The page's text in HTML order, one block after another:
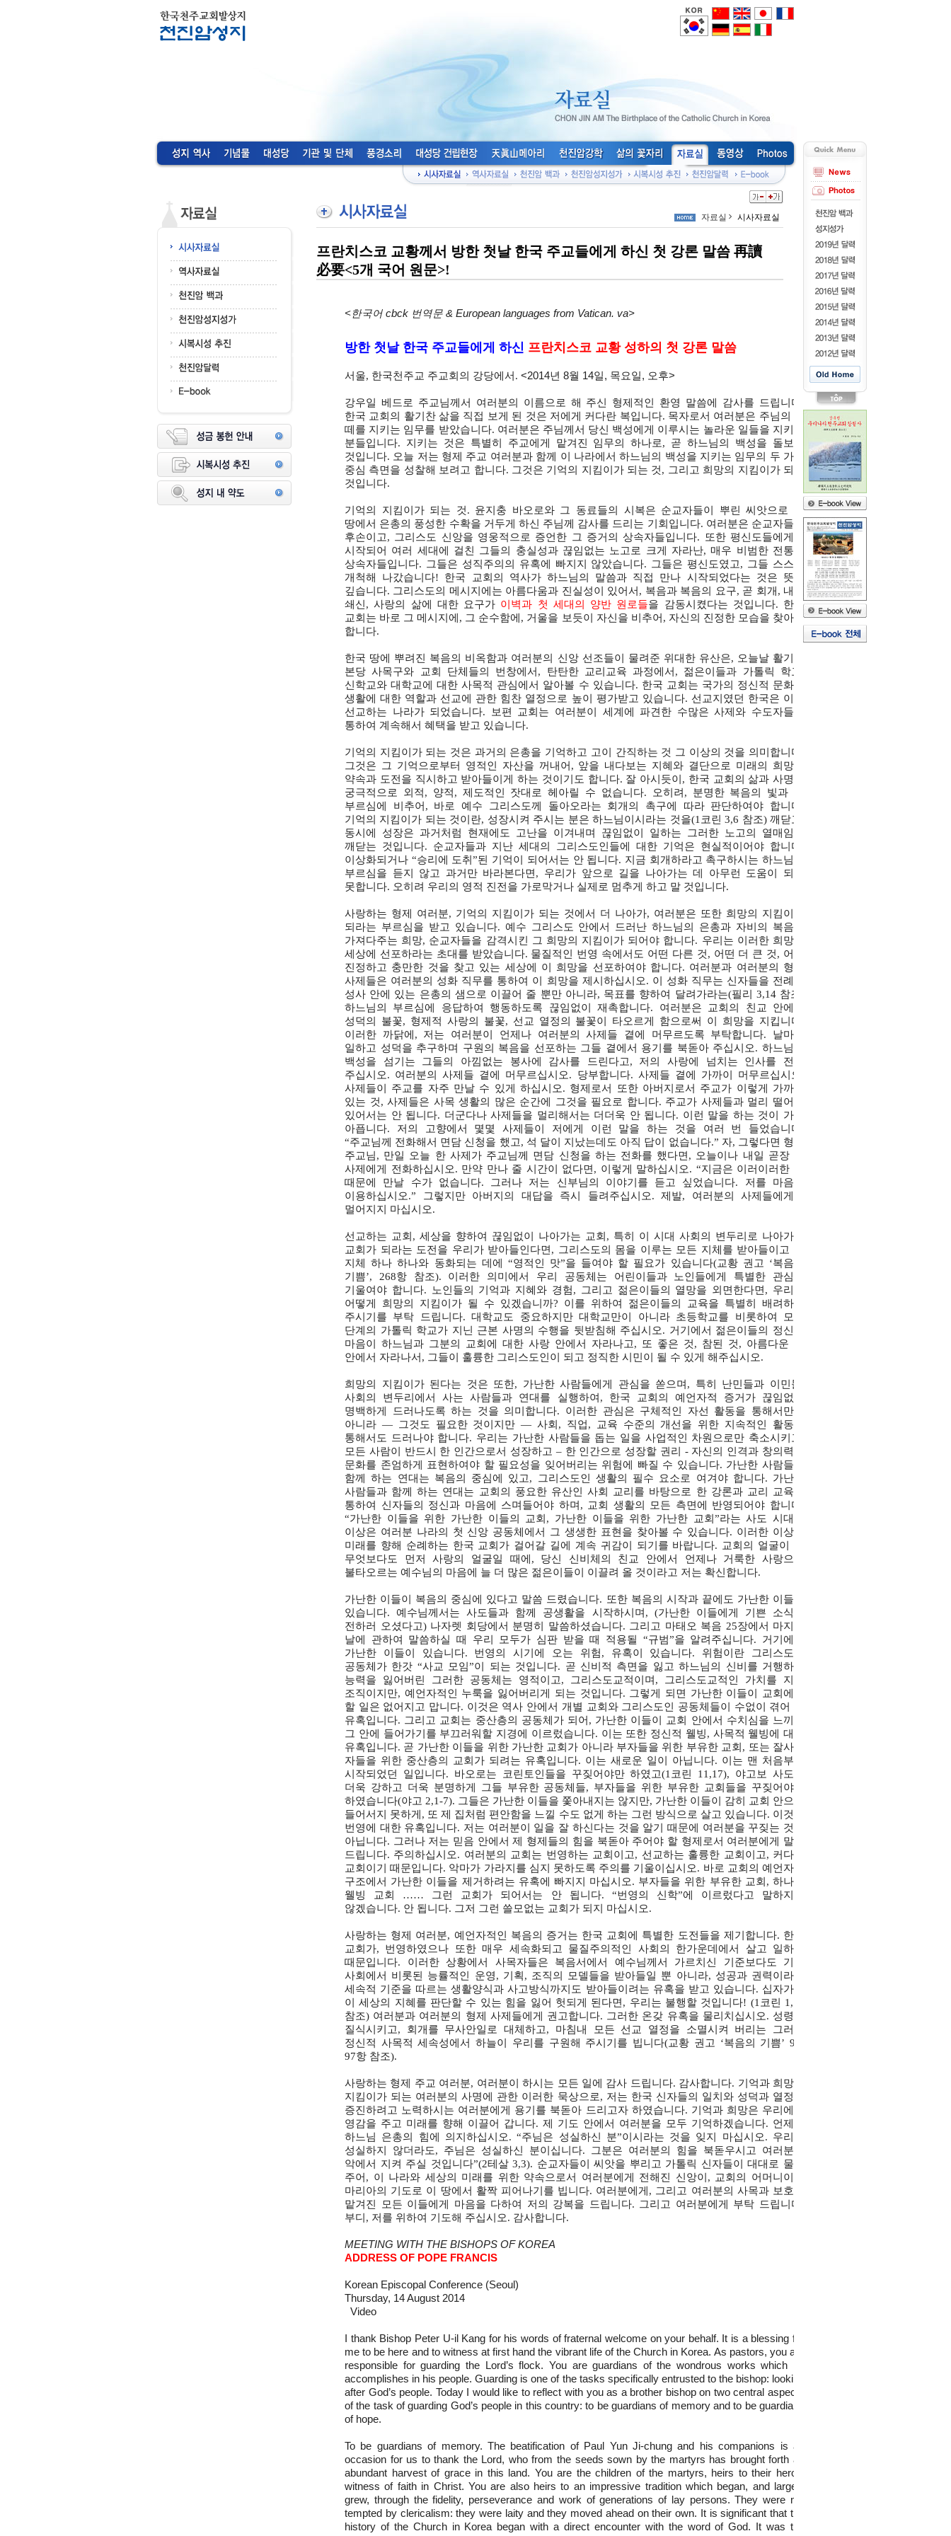
자료실 시사자료실
프란치스코 교황께서 방한 첫날 한국 주교들에게 하신 첫 강론 말씀 再讀
必要<5개 국어 원문>!
<한국어 cbck 번역문 & European languages from Vatican. va>
방한 첫날 한국 주교들에게 하신 프란치스코 교황 성하의 첫 강론 말씀
서울, 한국천주교 주교회의 강당에서. <2014년 8월 14일, 목요일, 오후>
강우일 베드로 주교님께서 여러분의 이름으로 해 주신 형제적인 환영 말씀에 감사를 드립니다.
한국 교회의 활기찬 삶을 직접 보게 된 것은 저에게 커다란 복입니다. 목자로서 여러분은 주님의 양
떼를 지키는 임무를 받았습니다. 여러분은 주님께서 당신 백성에게 이루시는 놀라운 일들을 지키는
분들입니다. 지키는 것은 특별히 주교에게 맡겨진 임무의 하나로, 곧 하느님의 백성을 돌보는
것입니다. 오늘 저는 형제 주교 여러분과 함께 이 나라에서 하느님의 백성을 지키는 임무의 두 가지
중심 측면을 성찰해 보려고 합니다. 그것은 기억의 지킴이가 되는 것, 그리고 희망의 지킴이가 되는
것입니다.
기억의 지킴이가 되는 것. 윤지충 바오로와 그 동료들의 시복은 순교자들이 뿌린 씨앗으로 이
땅에서 은총의 풍성한 수확을 거두게 하신 주님께 감사를 드리는 기회입니다. 여러분은 순교자들의
후손이고, 그리스도 신앙을 영웅적으로 증언한 그 증거의 상속자들입니다. 또한 평신도들에게서
시작되어 여러 세대에 걸친 그들의 충실성과 끊임없는 노고로 크게 자라난, 매우 비범한 전통의
상속자들입니다. 그들은 성직주의의 유혹에 빠지지 않았습니다. 그들은 평신도였고, 그들 스스로
개척해 나갔습니다! 한국 교회의 역사가 하느님의 말씀과 직접 만나 시작되었다는 것은 뜻이
깊습니다. 그리스도의 메시지에는 아름다움과 진실성이 있어서, 복음과 복음의 요구, 곧 회개, 내적
쇄신, 사랑의 삶에 대한 요구가 이벽과 첫 세대의 양반 원로들을 감동시켰다는 것입니다. 한국
교회는 바로 그 메시지에, 그 순수함에, 거울을 보듯이 자신을 비추어, 자신의 진정한 모습을 찾아야
합니다.
한국 땅에 뿌려진 복음의 비옥함과 여러분의 신앙 선조들이 물려준 위대한 유산은, 오늘날 활기찬
본당 사목구와 교회 단체들의 번창에서, 탄탄한 교리교육 과정에서, 젊은이들과 가톨릭 학교,
신학교와 대학교에 대한 사목적 관심에서 알아볼 수 있습니다. 한국 교회는 국가의 정신적 문화적
생활에 대한 역할과 선교에 관한 힘찬 열정으로 높이 평가받고 있습니다. 선교지였던 한국은 이제
선교하는 나라가 되었습니다. 보편 교회는 여러분이 세계에 파견한 수많은 사제와 수도자들을
통하여 계속해서 혜택을 받고 있습니다.
기억의 지킴이가 되는 것은 과거의 은총을 기억하고 고이 간직하는 것 그 이상의 것을 의미합니다.
그것은 그 기억으로부터 영적인 자산을 꺼내어, 앞을 내다보는 지혜와 결단으로 미래의 희망과
약속과 도전을 직시하고 받아들이게 하는 것이기도 합니다. 잘 아시듯이, 한국 교회의 삶과 사명은
궁극적으로 외적, 양적, 제도적인 잣대로 헤아릴 수 없습니다. 오히려, 분명한 복음의 빛과 그
부르심에 비추어, 바로 예수 그리스도께 돌아오라는 회개의 촉구에 따라 판단하여야 합니다.
기억의 지킴이가 되는 것이란, 성장시켜 주시는 분은 하느님이시라는 것을(1코린 3,6 참조) 깨닫고,
동시에 성장은 과거처럼 현재에도 고난을 이겨내며 끊임없이 일하는 그러한 노고의 열매임을
깨닫는 것입니다. 순교자들과 지난 세대의 그리스도인들에 대한 기억은 현실적이어야 합니다.
이상화되거나 “승리에 도취”된 기억이 되어서는 안 됩니다. 지금 회개하라고 촉구하시는 하느님의
부르심을 듣지 않고 과거만 바라본다면, 우리가 앞으로 길을 나아가는 데 아무런 도움이 되지
못합니다. 오히려 우리의 영적 진전을 가로막거나 실제로 멈추게 하고 말 것입니다.
사랑하는 형제 여러분, 기억의 지킴이가 되는 것에서 더 나아가, 여러분은 또한 희망의 지킴이가
되라는 부르심을 받고 있습니다. 예수 그리스도 안에서 드러난 하느님의 은총과 자비의 복음이
가져다주는 희망, 순교자들을 감격시킨 그 희망의 지킴이가 되어야 합니다. 우리는 이러한 희망을
세상에 선포하라는 초대를 받았습니다. 물질적인 번영 속에서도 어떤 다른 것, 어떤 더 큰 것, 어떤
진정하고 충만한 것을 찾고 있는 세상에 이 희망을 선포하여야 합니다. 여러분과 여러분의 형제
사제들은 여러분의 성화 직무를 통하여 이 희망을 제시하십시오. 이 성화 직무는 신자들을 전례와
성사 안에 있는 은총의 샘으로 이끌어 줄 뿐만 아니라, 목표를 향하여 달려가라는(필리 3,14 참조)
하느님의 부르심에 응답하여 행동하도록 끊임없이 재촉합니다. 여러분은 교회의 친교 안에서
성덕의 불꽃, 형제적 사랑의 불꽃, 선교 열정의 불꽃이 타오르게 함으로써 이 희망을 지킵니다.
이러한 까닭에, 저는 여러분이 언제나 여러분의 사제들 곁에 머무르도록 부탁합니다. 날마다
일하고 성덕을 추구하며 구원의 복음을 선포하는 그들 곁에서 용기를 북돋아 주십시오. 하느님의
백성을 섬기는 그들의 아낌없는 봉사에 감사를 드린다고, 저의 사랑에 넘치는 인사를 전해
주십시오. 여러분의 사제들 곁에 머무르십시오. 당부합니다. 사제들 곁에 가까이 머무르십시오.
사제들이 주교를 자주 만날 수 있게 하십시오. 형제로서 또한 아버지로서 주교가 이렇게 가까이
있는 것, 사제들은 사목 생활의 많은 순간에 그것을 필요로 합니다. 주교가 사제들과 멀리 떨어져
있어서는 안 됩니다. 더군다나 사제들을 멀리해서는 더더욱 안 됩니다. 이런 말을 하는 것이 가슴
아픕니다. 저의 고향에서 몇몇 사제들이 저에게 이런 말을 하는 것을 여러 번 들었습니다.
“주교님께 전화해서 면담 신청을 했고, 석 달이 지났는데도 아직 답이 없습니다.” 자, 그렇다면 형제
주교님, 만일 오늘 한 사제가 주교님께 면담 신청을 하는 전화를 했다면, 오늘이나 내일 곧장 그
사제에게 전화하십시오. 만약 만나 줄 시간이 없다면, 이렇게 말하십시오. “지금은 이러이러한 일
때문에 만날 수가 없습니다. 그러나 저는 신부님의 이야기를 듣고 싶었습니다. 저를 마음껏
이용하십시오.” 그렇지만 아버지의 대답을 즉시 들려주십시오. 제발, 여러분의 사제들에게서
멀어지지 마십시오.
선교하는 교회, 세상을 향하여 끊임없이 나아가는 교회, 특히 이 시대 사회의 변두리로 나아가는
교회가 되라는 도전을 우리가 받아들인다면, 그리스도의 몸을 이루는 모든 지체를 받아들이고 그
지체 하나 하나와 동화되는 데에 “영적인 맛”을 들여야 할 필요가 있습니다(교황 권고 ‘복음의
기쁨’, 268항 참조). 이러한 의미에서 우리 공동체는 어린이들과 노인들에게 특별한 관심을
기울여야 합니다. 노인들의 기억과 지혜와 경험, 그리고 젊은이들의 열망을 외면한다면, 우리가
어떻게 희망의 지킴이가 될 수 있겠습니까? 이를 위하여 젊은이들의 교육을 특별히 배려하여
주시기를 부탁 드립니다. 대학교도 중요하지만 대학교만이 아니라 초등학교를 비롯하여 모든
단계의 가톨릭 학교가 지닌 근본 사명의 수행을 뒷받침해 주십시오. 거기에서 젊은이들의 정신과
마음이 하느님과 그분의 교회에 대한 사랑 안에서 자라나고, 또 좋은 것, 참된 것, 아름다운 것
안에서 자라나서, 그들이 훌륭한 그리스도인이 되고 정직한 시민이 될 수 있게 해주십시오.
희망의 지킴이가 된다는 것은 또한, 가난한 사람들에게 관심을 쏟으며, 특히 난민들과 이민들,
사회의 변두리에서 사는 사람들과 연대를 실행하여, 한국 교회의 예언자적 증거가 끊임없이
명백하게 드러나도록 하는 것을 의미합니다. 이러한 관심은 구체적인 자선 활동을 통해서만이
아니라 ― 그것도 필요한 것이지만 ― 사회, 직업, 교육 수준의 개선을 위한 지속적인 활동을
통해서도 드러나야 합니다. 우리는 가난한 사람들을 돕는 일을 사업적인 차원으로만 축소시키고,
모든 사람이 반드시 한 인간으로서 성장하고 – 한 인간으로 성장할 권리 - 자신의 인격과 창의력과
문화를 존엄하게 표현하여야 할 필요성을 잊어버리는 위험에 빠질 수 있습니다. 가난한 사람들과
함께 하는 연대는 복음의 중심에 있고, 그리스도인 생활의 필수 요소로 여겨야 합니다. 가난한
사람들과 함께 하는 연대는 교회의 풍요한 유산인 사회 교리를 바탕으로 한 강론과 교리 교육을
통하여 신자들의 정신과 마음에 스며들어야 하며, 교회 생활의 모든 측면에 반영되어야 합니다.
“가난한 이들을 위한 가난한 이들의 교회, 가난한 이들을 위한 가난한 교회”라는 사도 시대의
이상은 여러분 나라의 첫 신앙 공동체에서 그 생생한 표현을 찾아볼 수 있습니다. 이러한 이상이
미래를 향해 순례하는 한국 교회가 걸어갈 길에 계속 귀감이 되기를 바랍니다. 교회의 얼굴이 그
무엇보다도 먼저 사랑의 얼굴일 때에, 당신 신비체의 친교 안에서 언제나 거룩한 사랑으로
불타오르는 예수님의 마음에 늘 더 많은 젊은이들이 이끌려 올 것이라고 저는 확신합니다.
가난한 이들이 복음의 중심에 있다고 말씀 드렸습니다. 또한 복음의 시작과 끝에도 가난한 이들이
있습니다. 예수님께서는 사도들과 함께 공생활을 시작하시며, (가난한 이들에게 기쁜 소식을
전하러 오셨다고) 나자렛 회당에서 분명히 말씀하셨습니다. 그리고 마태오 복음 25장에서 마지막
날에 관하여 말씀하실 때 우리 모두가 심판 받을 때 적용될 “규범”을 알려주십니다. 거기에도
가난한 이들이 있습니다. 번영의 시기에 오는 위험, 유혹이 있습니다. 위험이란 그리스도교
공동체가 한갓 “사교 모임”이 되는 것입니다. 곧 신비적 측면을 잃고 하느님의 신비를 거행하는
능력을 잃어버린 그러한 공동체는 영적이고, 그리스도교적이며, 그리스도교적인 가치를 지닌
조직이지만, 예언자적인 누룩을 잃어버리게 되는 것입니다. 그렇게 되면 가난한 이들이 교회에서
할 일은 없어지고 맙니다. 이것은 역사 안에서 개별 교회와 그리스도인 공동체들이 수없이 겪어 온
유혹입니다. 그리고 교회는 중산층의 공동체가 되어, 가난한 이들이 교회 안에서 수치심을 느끼고
그 안에 들어가기를 부끄러워할 지경에 이르렀습니다. 이는 또한 정신적 웰빙, 사목적 웰빙에 대한
유혹입니다. 곧 가난한 이들을 위한 가난한 교회가 아니라 부자들을 위한 부유한 교회, 또는 잘사는
자들을 위한 중산층의 교회가 되려는 유혹입니다. 이는 새로운 일이 아닙니다. 이는 맨 처음부터
시작되었던 일입니다. 바오로는 코린토인들을 꾸짖어야만 하였고(1코린 11,17), 야고보 사도는
더욱 강하고 더욱 분명하게 그들 부유한 공동체들, 부자들을 위한 부유한 교회들을 꾸짖어야만
하였습니다(야고 2,1-7). 그들은 가난한 이들을 쫓아내지는 않지만, 가난한 이들이 감히 교회 안으로
들어서지 못하게, 또 제 집처럼 편안함을 느낄 수도 없게 하는 그런 방식으로 살고 있습니다. 이것이
번영에 대한 유혹입니다. 저는 여러분이 일을 잘 하신다는 것을 알기 때문에 여러분을 꾸짖는 것은
아닙니다. 그러나 저는 믿음 안에서 제 형제들의 힘을 북돋아 주어야 할 형제로서 여러분에게 말씀
드립니다. 주의하십시오. 여러분의 교회는 번영하는 교회이고, 선교하는 훌륭한 교회이고, 커다란
교회이기 때문입니다. 악마가 가라지를 심지 못하도록 주의를 기울이십시오. 바로 교회의 예언자적
구조에서 가난한 이들을 제거하려는 유혹에 빠지지 마십시오. 부자들을 위한 부유한 교회, 하나의
웰빙 교회 …… 그런 교회가 되어서는 안 됩니다. “번영의 신학”에 이르렀다고 말하지는
않겠습니다. 안 됩니다. 그저 그런 쓸모없는 교회가 되지 마십시오.
사랑하는 형제 여러분, 예언자적인 복음의 증거는 한국 교회에 특별한 도전들을 제기합니다. 한국
교회가, 번영하였으나 또한 매우 세속화되고 물질주의적인 사회의 한가운데에서 살고 일하기
때문입니다. 이러한 상황에서 사목자들은 복음서에서 예수님께서 가르치신 기준보다도 기업
사회에서 비롯된 능률적인 운영, 기획, 조직의 모델들을 받아들일 뿐 아니라, 성공과 권력이라는
세속적 기준을 따르는 생활양식과 사고방식까지도 받아들이려는 유혹을 받고 있습니다. 십자가가
이 세상의 지혜를 판단할 수 있는 힘을 잃어 헛되게 된다면, 우리는 불행할 것입니다! (1코린 1,17
참조) 여러분과 여러분의 형제 사제들에게 권고합니다. 그러한 온갖 유혹을 물리치십시오. 성령을
질식시키고, 회개를 무사안일로 대체하고, 마침내 모든 선교 열정을 소멸시켜 버리는 그러한
정신적 사목적 세속성에서 하늘이 우리를 구원해 주시기를 빕니다(교황 권고 ‘복음의 기쁨’ 93-
97항 참조).
사랑하는 형제 주교 여러분, 여러분이 하시는 모든 일에 감사 드립니다. 감사합니다. 기억과 희망의
지킴이가 되는 여러분의 사명에 관한 이러한 묵상으로, 저는 한국 신자들의 일치와 성덕과 열정을
증진하려고 노력하시는 여러분에게 용기를 북돋아 드리고자 하였습니다. 기억과 희망은 우리에게
영감을 주고 미래를 향해 이끌어 갑니다. 제 기도 안에서 여러분을 모두 기억하겠습니다. 언제나
하느님 은총의 힘에 의지하십시오. “주님은 성실하신 분”이시라는 것을 잊지 마십시오. 우리가
성실하지 않더라도, 주님은 성실하신 분이십니다. 그분은 여러분의 힘을 북돋우시고 여러분을
악에서 지켜 주실 것입니다”(2테살 3,3). 순교자들이 씨앗을 뿌리고 가톨릭 신자들이 대대로 물을
주어, 이 나라와 세상의 미래를 위한 약속으로서 여러분에게 전해진 신앙이, 교회의 어머니이신
마리아의 기도로 이 땅에서 활짝 피어나기를 빕니다. 여러분에게, 그리고 여러분의 사목과 보호에
맡겨진 모든 이들에게 마음을 다하여 저의 강복을 드립니다. 그리고 여러분에게 부탁 드립니다.
부디, 저를 위하여 기도해 주십시오. 감사합니다.
MEETING WITH THE BISHOPS OF KOREA
ADDRESS OF POPE FRANCIS
Korean Episcopal Conference (Seoul)
Thursday, 14 August 2014
Video
I thank Bishop Peter U-il Kang for his words of fraternal welcome on your behalf. It is a blessing for
me to be here and to witness at first hand the vibrant life of the Church in Korea. As pastors, you are
responsible for guarding the Lord’s flock. You are guardians of the wondrous works which he
accomplishes in his people. Guarding is one of the tasks specifically entrusted to the bishop: looking
after God’s people. Today I would like to reflect with you as a brother bishop on two central aspects
of the task of guarding God’s people in this country: to be guardians of memory and to be guardians
of hope.
To be guardians of memory. The beatification of Paul Yun Ji-chung and his companions is an
occasion for us to thank the Lord, who from the seeds sown by the martyrs has brought forth an
abundant harvest of grace in this land. You are the children of the martyrs, heirs to their heroic
witness of faith in Christ. You are also heirs to an impressive tradition which began, and largely
grew, through the fidelity, perseverance and work of generations of lay persons. They were not
tempted by clericalism: they were laity and they moved ahead on their own. It is significant that the
history of the Church in Korea began with a direct encounter with the word of God. It was the